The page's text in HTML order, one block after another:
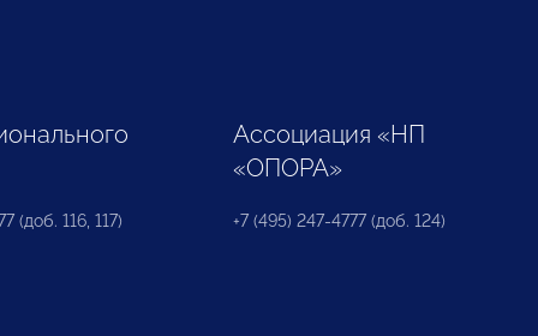
(доб. 116, 117)
Ассоциация «НП
«ОПОРА»
+7 (495) 247-4777 (доб. 124)